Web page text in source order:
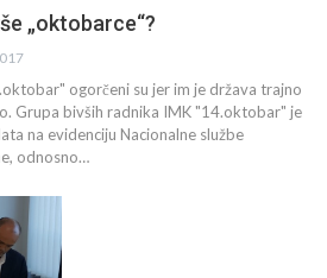
„oktobarce“?
ogorčeni su jer im je država trajno
Grupa bivših radnika IMK "14.oktobar" je
na evidenciju Nacionalne službe
odnosno…